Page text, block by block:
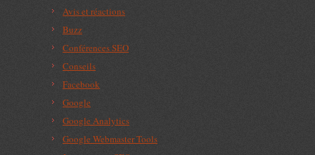
Avis et réactions
Buzz
Conférences SEO
Conseils
Facebook
Google
Google Analytics
Google Webmaster Tools